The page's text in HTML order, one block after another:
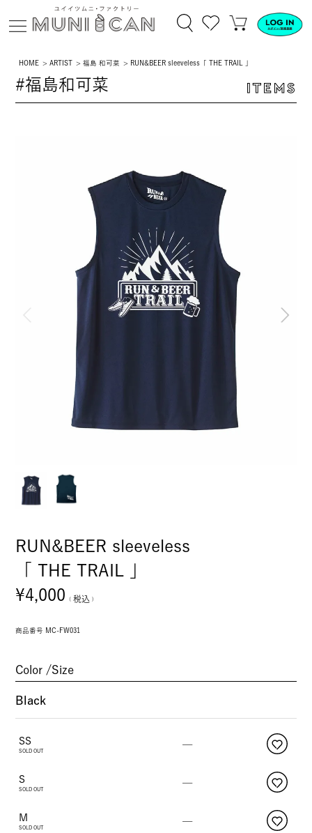
HOME ARTIST 福島 和可菜 RUN&BEER sleeveless「 THE TRAIL 」
#福島和可菜 ITEMS
RUN&BEER sleeveless
「 THE TRAIL 」
¥4,000 税込
商品番号 MC-FW031
Color Size
Black
SS
SOLD OUT
—
S
SOLD OUT
—
M
SOLD OUT
—